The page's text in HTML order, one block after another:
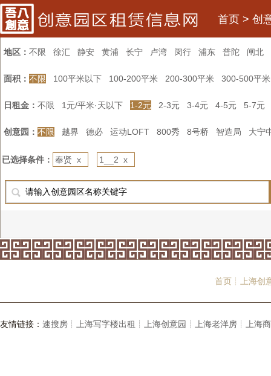
首页 > 创
地区： 不限 徐汇 静安 黄浦 长宁 卢湾 闵行 浦东 普陀 闸北
面积： 不限 100平米以下 100-200平米 200-300平米 300-500平米
日租金： 不限 1元/平米·天以下 1-2元 2-3元 3-4元 4-5元 5-7元
创意园： 不限 越界 德必 运动LOFT 800秀 8号桥 智造局 大宁
已选择条件： 奉贤 x 1__2 x
首页┊ 上海
友情链接： 速搜房┊ 上海写字楼出租┊ 上海创意园┊ 上海老洋房┊ 上海